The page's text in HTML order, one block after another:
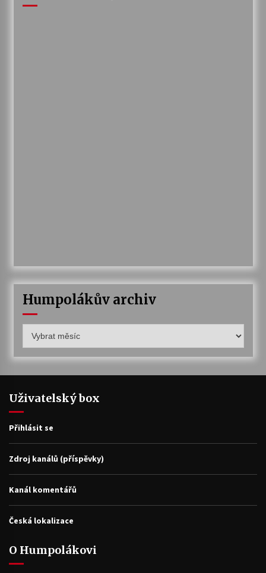
Humpolákův archiv
archiv
Uživatelský box
Přihlásit se
Zdroj kanálů (příspěvky)
Kanál komentářů
Česká lokalizace
O Humpolákovi